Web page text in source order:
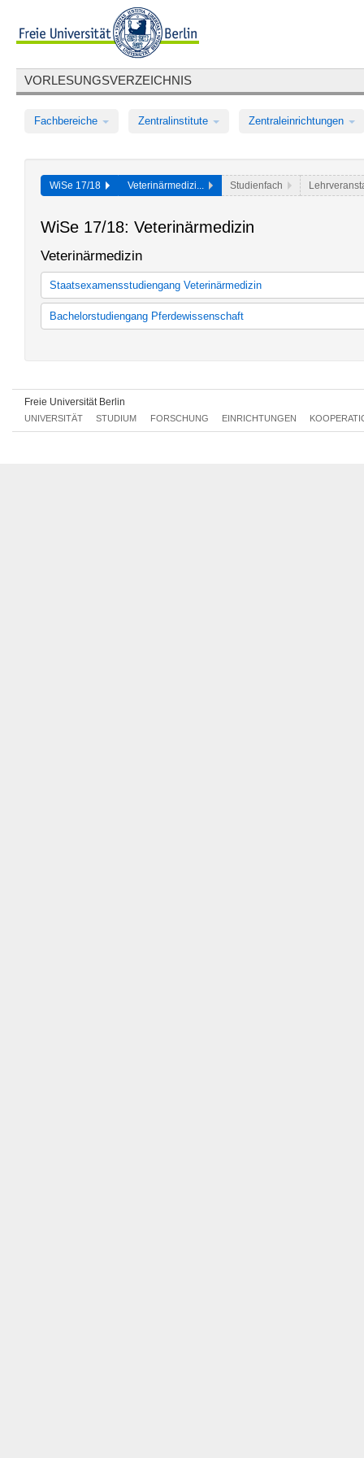
VORLESUNGSVERZEICHNIS
Fachbereiche Zentralinstitute Zentraleinrichtungen
WiSe 17/18 Veterinärmedizi... Studienfach
WiSe 17/18: Veterinärmedizin
Veterinärmedizin
Staatsexamensstudiengang Veterinärmedizin
Kernfach Veterinärmedizin
Bachelorstudiengang Pferdewissenschaft
Freie Universität Berlin
UNIVERSITÄT STUDIUM FORSCHUNG EINRICHTUNGEN